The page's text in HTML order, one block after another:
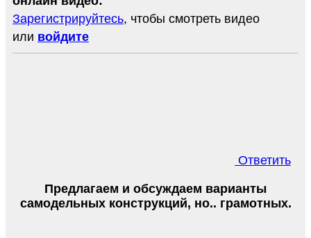
Зарегистрируйтесь, чтобы смотреть видео
или войдите
Ответить
Предлагаем и обсуждаем варианты
самодельных конструкций, но.. грамотных.